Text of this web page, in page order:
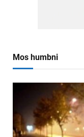
Mos humbni